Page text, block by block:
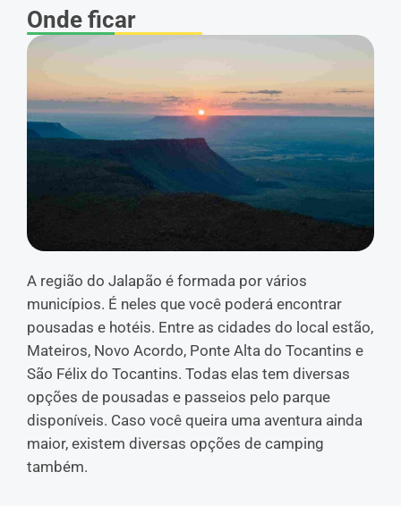
Onde ficar
A região do Jalapão é formada por vários
municípios. É neles que você poderá encontrar
pousadas e hotéis. Entre as cidades do local estão,
Mateiros, Novo Acordo, Ponte Alta do Tocantins e
São Félix do Tocantins. Todas elas tem diversas
opções de pousadas e passeios pelo parque
disponíveis. Caso você queira uma aventura ainda
maior, existem diversas opções de camping
também.